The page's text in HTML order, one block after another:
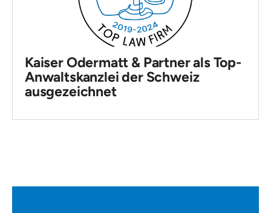
Kaiser Odermatt & Partner als Top-
Anwaltskanzlei der Schweiz
ausgezeichnet